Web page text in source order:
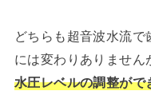
どちらも超音波水流で
には変わりありません
水圧レベルの調整がで